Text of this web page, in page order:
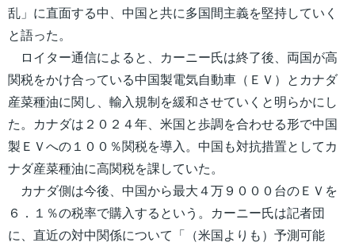
乱」に直面する中、中国と共に多国間主義を堅持していく
と語った。
ロイター通信によると、カーニー氏は終了後、両国が高
関税をかけ合っている中国製電気自動車（ＥＶ）とカナダ
産菜種油に関し、輸入規制を緩和させていくと明らかにし
た。カナダは２０２４年、米国と歩調を合わせる形で中国
製ＥＶへの１００％関税を導入。中国も対抗措置としてカ
ナダ産菜種油に高関税を課していた。
カナダ側は今後、中国から最大４万９０００台のＥＶを
６．１％の税率で購入するという。カーニー氏は記者団
に、直近の対中関係について「（米国よりも）予測可能